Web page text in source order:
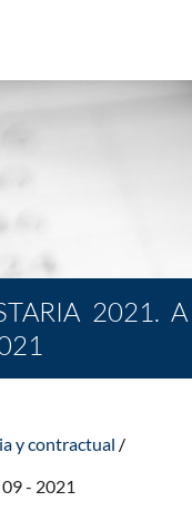
2021. A
y contractual
- 2021